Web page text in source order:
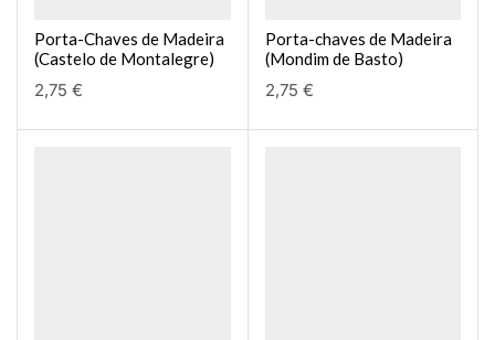
Porta-Chaves de Madeira
(Castelo de Montalegre)
2,75 €
Porta-chaves de Madeira
(Mondim de Basto)
2,75 €